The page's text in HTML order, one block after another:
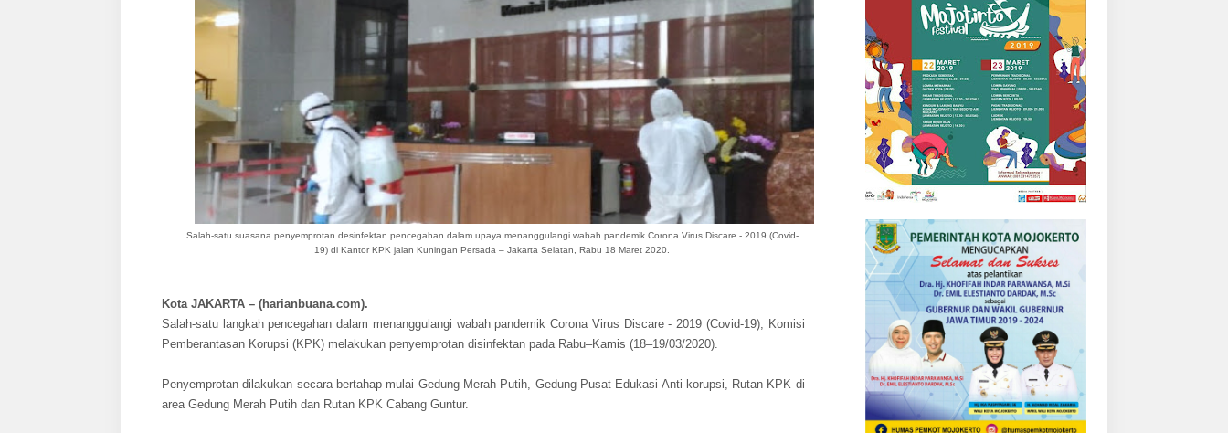
Salah-satu suasana penyemprotan desinfektan pencegahan dalam upaya menanggulangi wabah pandemik Corona Virus Discare - 2019 (Covid-
19)di Kantor KPK jalan Kuningan Persada – Jakarta Selatan, Rabu 18 Maret 2020.
Kota JAKARTA – (harianbuana.com).
Salah-satu langkah pencegahan dalam menanggulangi wabah pandemik Corona Virus Discare - 2019 (Covid-19), Komisi
Pemberantasan Korupsi (KPK) melakukan penyemprotan disinfektan pada Rabu–Kamis (18–19/03/2020).
Penyemprotan dilakukan secara bertahap mulai Gedung Merah Putih, Gedung Pusat Edukasi Anti-korupsi, Rutan KPK di
area Gedung Merah Putih dan Rutan KPK Cabang Guntur.